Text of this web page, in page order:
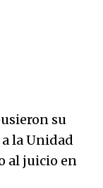
su
la Unidad
al juicio en